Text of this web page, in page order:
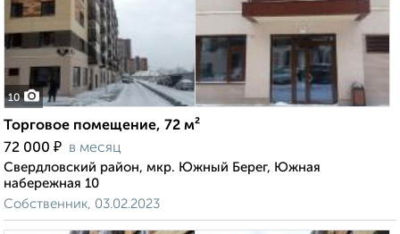
10
Торговое помещение, 72 м²
72 000 ₽ в месяц
Свердловский район, мкр. Южный Берег, Южная
набережная 10
Собственник, 03.02.2023